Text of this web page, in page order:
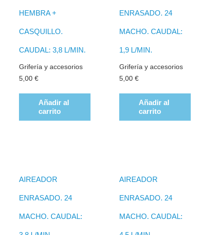
HEMBRA +
CASQUILLO.
CAUDAL: 3,8 L/MIN.
Grifería y accesorios
5,00€
Añadir al
carrito
ENRASADO. 24
MACHO. CAUDAL:
1,9 L/MIN.
Grifería y accesorios
5,00 €
Añadir al
carrito
AIREADOR
ENRASADO. 24
MACHO. CAUDAL:
AIREADOR
ENRASADO. 24
MACHO. CAUDAL: